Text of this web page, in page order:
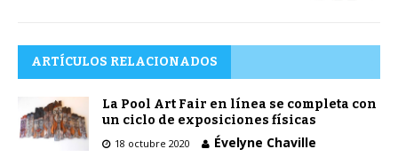
ARTÍCULOS RELACIONADOS
La Pool Art Fair en línea se completa con
un ciclo de exposiciones físicas
18 octubre 2020 Évelyne Chaville